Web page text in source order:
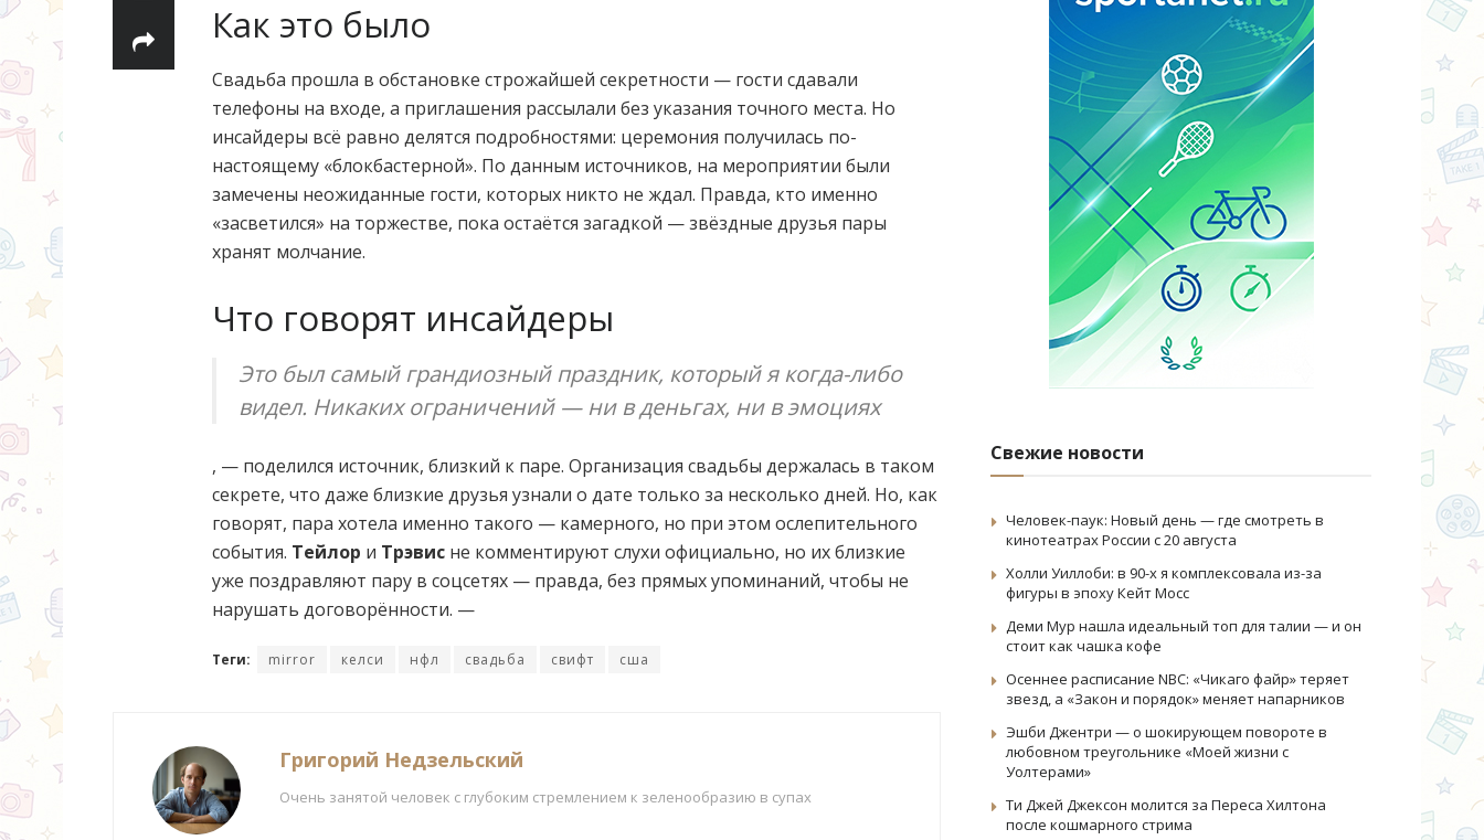
Как это было
Свадьба прошла в обстановке строжайшей секретности — гости сдавали
телефоны на входе, а приглашения рассылали без указания точного места. Но
инсайдеры всё равно делятся подробностями: церемония получилась по-
настоящему «блокбастерной». По данным источников, на мероприятии были
замечены неожиданные гости, которых никто не ждал. Правда, кто именно
«засветился» на торжестве, пока остаётся загадкой — звёздные друзья пары
хранят молчание.
Что говорят инсайдеры
Это был самый грандиозный праздник, который я когда-либо
видел. Никаких ограничений — ни в деньгах, ни в эмоциях
, — поделился источник, близкий к паре. Организация свадьбы держалась в таком
секрете, что даже близкие друзья узнали о дате только за несколько дней. Но, как
говорят, пара хотела именно такого — камерного, но при этом ослепительного
события. Тейлор и Трэвис не комментируют слухи официально, но их близкие
уже поздравляют пару в соцсетях — правда, без прямых упоминаний, чтобы не
нарушать договорённости. —
Теги: mirror келси нфл свадьба свифт сша
Григорий Недзельский
Очень занятой человек с глубоким стремлением к зеленообразию в супах
Свежие новости
Человек-паук: Новый день — где смотреть в
кинотеатрах России с 20 августа
Холли Уиллоби: в 90-х я комплексовала из-за
фигуры в эпоху Кейт Мосс
Деми Мур нашла идеальный топ для талии — и он
стоит как чашка кофе
Осеннее расписание NBC: «Чикаго файр» теряет
звезд, а «Закон и порядок» меняет напарников
Эшби Джентри — о шокирующем повороте в
любовном треугольнике «Моей жизни с
Уолтерами»
Ти Джей Джексон молится за Переса Хилтона
после кошмарного стрима